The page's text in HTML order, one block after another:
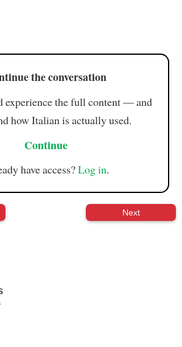
the conversation
experience the full content — and
how Italian is actually used.
Continue
have access?Log in.
Next